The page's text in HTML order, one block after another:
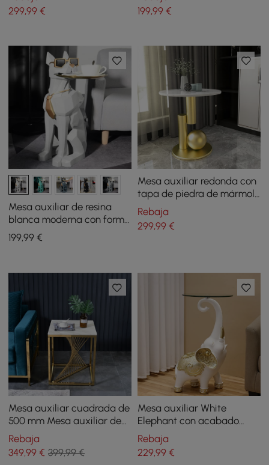
299,99 €
bandeja en la parte
superior
199,99€
Mesa auxiliar de resina
blanca moderna con forma
de perro con tablero de
bandeja y caja de
199,99 €
Mesa auxiliar redonda con
tapa de piedra de mármol
con base abstracta de
metal, mesa auxiliar
blanca moderna
Rebaja
299,99€
Mesa auxiliar cuadrada de
500 mm Mesa auxiliar de
mármol blanco con base
de acero inoxidable dorado
Rebaja
349,99 € 399,99 €
Mesa auxiliar White
Elephant con acabado
dorado Mesa auxiliar
moderna con bandeja de
vidrio transparente
Rebaja
229,99€